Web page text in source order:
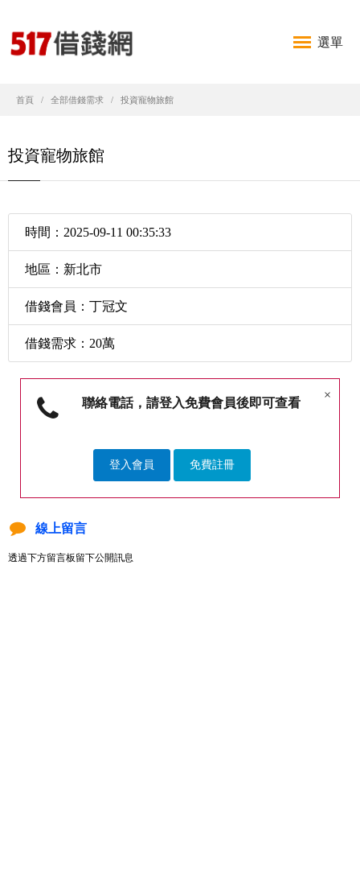
選單
首頁 全部借錢需求 投資寵物旅館
投資寵物旅館
時間：2025-09-11 00:35:33
地區：新北市
借錢會員：丁冠文
借錢需求：20萬
×
聯絡電話，請登入免費會員後即可查看
登入會員 免費註冊
線上留言
透過下方留言板留下公開訊息